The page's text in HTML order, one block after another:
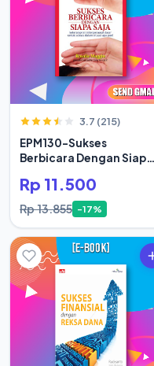
3.7 (215)
EPM130-Sukses
Berbicara Dengan Siapa
Rp 11.500
Rp 13.855 -17%